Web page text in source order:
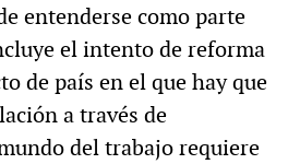
entenderse como parte
el intento de reforma
de país en el que hay que
a través de
del trabajo requiere